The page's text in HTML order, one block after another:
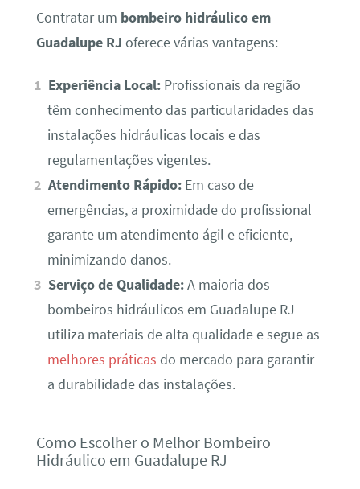
Contratar um bombeiro hidráulico em
Guadalupe RJ oferece várias vantagens:
Experiência Local: Profissionais da região
têm conhecimento das particularidades das
instalações hidráulicas locais e das
regulamentações vigentes.
Atendimento Rápido: Em caso de
emergências, a proximidade do profissional
garante um atendimento ágil e eficiente,
minimizando danos.
Serviço de Qualidade:A maioria dos
bombeiros hidráulicos em Guadalupe RJ
utiliza materiais de alta qualidade e segue as
melhores práticas do mercado para garantir
a durabilidade das instalações.
Como Escolher o Melhor Bombeiro
Hidráulico em Guadalupe RJ